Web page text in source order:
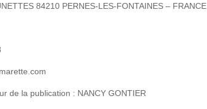
84210 PERNES-LES-FONTAINES – FRANCE
de la publication : NANCY GONTIER